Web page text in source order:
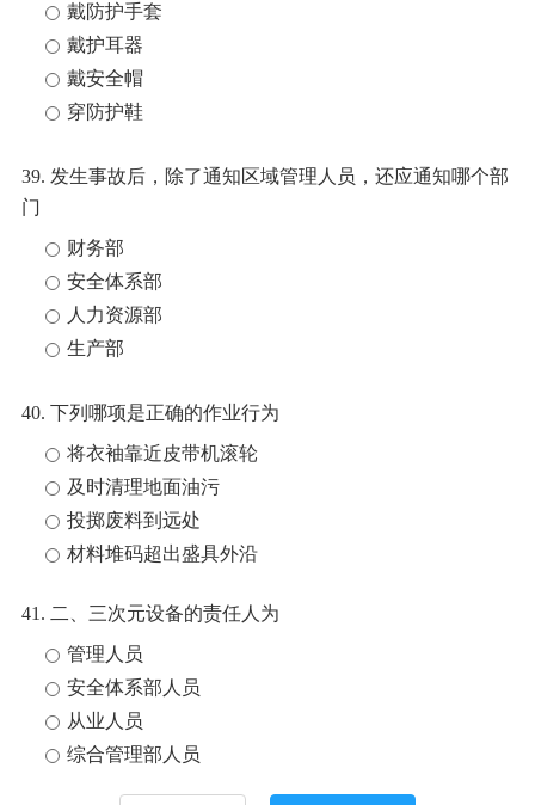
戴防护手套
戴护耳器
戴安全帽
穿防护鞋
39. 发生事故后，除了通知区域管理人员，还应通知哪个部
门
财务部
安全体系部
人力资源部
生产部
40. 下列哪项是正确的作业行为
将衣袖靠近皮带机滚轮
及时清理地面油污
投掷废料到远处
材料堆码超出盛具外沿
41. 二、三次元设备的责任人为
管理人员
安全体系部人员
从业人员
综合管理部人员